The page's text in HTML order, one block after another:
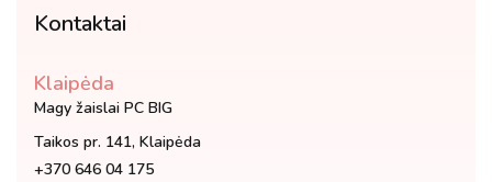
Kontaktai
Klaipėda
Magy žaislai PC BIG
Taikos pr. 141, Klaipėda
+370 646 04 175